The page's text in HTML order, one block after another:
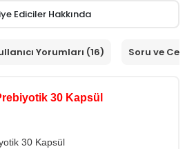
Ediciler Hakkında
Yorumları (16) Soru ve
30 Kapsül
30 Kapsül